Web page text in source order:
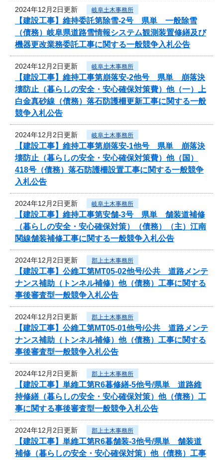
2024年12月2日更新 岐阜土木事務所
【建設工事】維持委託第除雪-2号 県単 一般除雪
（債務）岐阜県道路雪情報システム観測装置修繕及び
機器更改業務委託工事に関する一般競争入札公告
2024年12月2日更新 岐阜土木事務所
【建設工事】維持工事第崩落安-2他号 県単 崩落決
壊防止（暮らしの安全・安心確保対策費）他（一）上
白金真砂線（債務）落石防護柵更新工事に関する一般
競争入札公告
2024年12月2日更新 岐阜土木事務所
【建設工事】維持工事第崩落安-1他号 県単 崩落決
壊防止（暮らしの安全・安心確保対策費）他（国）
418号（債務）落石防護柵設置工事に関する一般競争
入札公告
2024年12月2日更新 岐阜土木事務所
【建設工事】維持工事第安舗-3号 県単 舗装道補修
（暮らしの安全・安心確保対策）（債務）（主）江南
関線舗装補修工事に関する一般競争入札公告
2024年12月2日更新 郡上土木事務所
【建設工事】公維工第MT05-02他号/公共 道路メンテ
ナンス補助（トンネル補修）他（債務）工事に関する
事後審査型一般競争入札公告
2024年12月2日更新 郡上土木事務所
【建設工事】公維工第MT05-01他号/公共 道路メンテ
ナンス補助（トンネル補修）他（債務）工事に関する
事後審査型一般競争入札公告
2024年12月2日更新 郡上土木事務所
【建設工事】単維工第R6暮修繕-5他号/県単 道路維
持修繕（暮らしの安全・安心確保対策）他（債務）工
事に関する事後審査型一般競争入札公告
2024年12月2日更新 郡上土木事務所
【建設工事】単維工第R6暮舗装-3他号/県単 舗装道
補修（暮らしの安全・安心確保対策）他（債務）工事